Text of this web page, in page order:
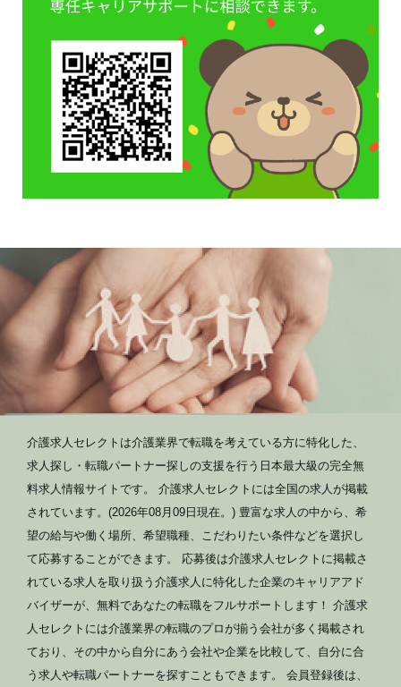
介護求人セレクトは介護業界で転職を考えている方に特化した、
求人探し・転職パートナー探しの支援を行う日本最大級の完全無
料求人情報サイトです。 介護求人セレクトには全国の求人が掲載
されています。(2026年08月09日現在。) 豊富な求人の中から、希
望の給与や働く場所、希望職種、こだわりたい条件などを選択し
て応募することができます。 応募後は介護求人セレクトに掲載さ
れている求人を取り扱う介護求人に特化した企業のキャリアアド
バイザーが、無料であなたの転職をフルサポートします！ 介護求
人セレクトには介護業界の転職のプロが揃う会社が多く掲載され
ており、その中から自分にあう会社や企業を比較して、自分に合
う求人や転職パートナーを探すこともできます。 会員登録後は、